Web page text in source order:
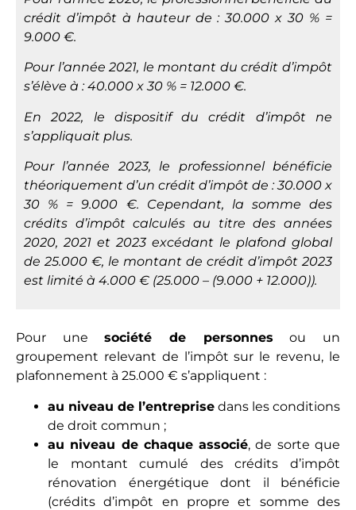
crédit d’impôt à hauteur de : 30.000 x 30 % =
9.000 €.
Pour l’année 2021, le montant du crédit d’impôt
s’élève à : 40.000 x 30 % = 12.000 €.
En 2022, le dispositif du crédit d’impôt ne
s’appliquait plus.
Pour l’année 2023, le professionnel bénéficie
théoriquement d’un crédit d’impôt de : 30.000 x
30 % = 9.000 €. Cependant, la somme des
crédits d’impôt calculés au titre des années
2020, 2021 et 2023 excédant le plafond global
de 25.000 €, le montant de crédit d’impôt 2023
est limité à 4.000 € (25.000 – (9.000 + 12.000)).
Pour unesociété de personnes ou un
groupement relevant de l’impôt sur le revenu, le
plafonnement à 25.000 € s’appliquent :
au niveau de l’entreprise dans les conditions
de droit commun ;
au niveau de chaque associé, de sorte que
le montant cumulé des crédits d’impôt
rénovation énergétique dont il bénéficie
(crédits d’impôt en propre et somme des